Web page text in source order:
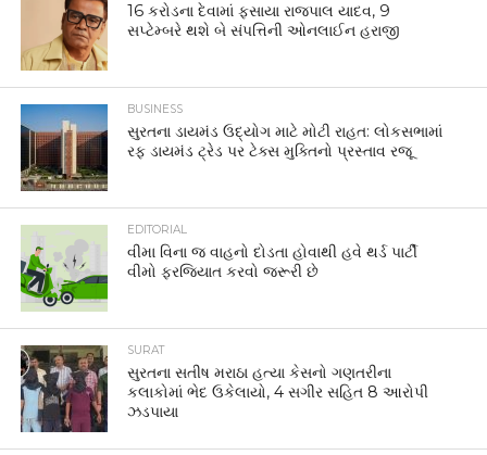
16 કરોડના દેવામાં ફસાયા રાજપાલ યાદવ, 9
સપ્ટેમ્બરે થશે બે સંપત્તિની ઓનલાઈન હરાજી
BUSINESS
સુરતના ડાયમંડ ઉદ્યોગ માટે મોટી રાહત: લોકસભામાં
રફ ડાયમંડ ટ્રેડ પર ટેક્સ મુક્તિનો પ્રસ્તાવ રજૂ
EDITORIAL
વીમા વિના જ વાહનો દોડતા હોવાથી હવે થર્ડ પાર્ટી
વીમો ફરજિયાત કરવો જરૂરી છે
SURAT
સુરતના સતીષ મરાઠા હત્યા કેસનો ગણતરીના
કલાકોમાં ભેદ ઉકેલાયો, 4 સગીર સહિત 8 આરોપી
ઝડપાયા